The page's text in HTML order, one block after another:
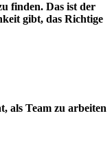
finden. Das ist der
gibt, das Richtige
als Team zu arbeiten